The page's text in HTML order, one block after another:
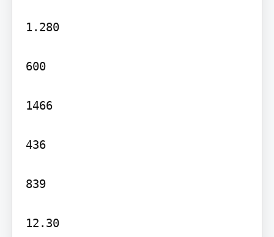
1.280
600
1466
436
839
12.30